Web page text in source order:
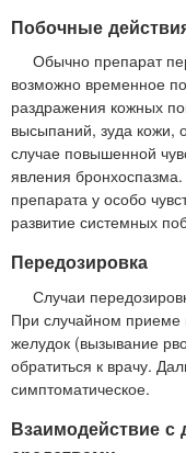
Побочные
Обычно препарат
возможно временное
раздражения кожных
высыпаний, зуда
случае повышенной
явления
препарата у особо
развитие системных
Передозировка
Случаи
При случайном приеме
желудок (вызывание
обратиться к врачу.
симптоматическое.
Взаимодействие с